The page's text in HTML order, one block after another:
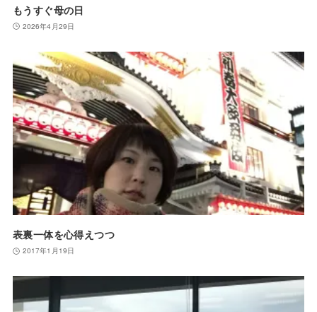
もうすぐ母の日
2026年4月29日
表裏一体を心得えつつ
2017年1月19日